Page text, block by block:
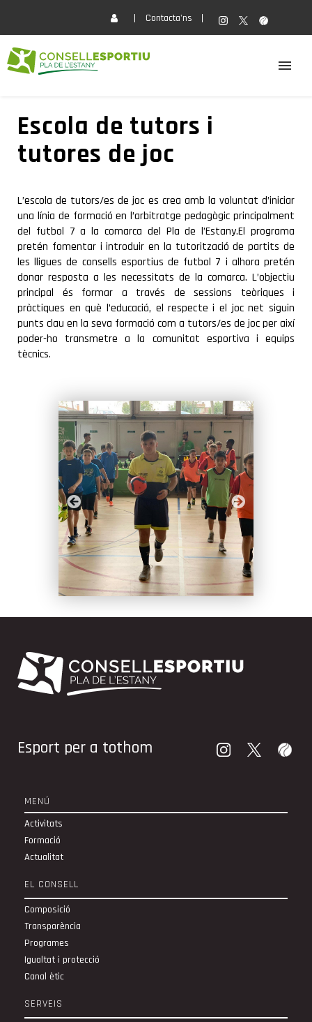
Contacta'ns
EL CONSELL
ACTIVITATS
SERVEIS
FORMACIÓ
ACTUALITAT
COMARCA
Escola de tutors i
tutores de joc
L’escola de tutors/es de joc es crea amb la voluntat d’iniciar
una línia de formació en l’arbitratge pedagògic principalment
del futbol 7 a la comarca del Pla de l’Estany.El programa
pretén fomentar i introduir en la tutorització de partits de
les lligues de consells esportius de futbol 7 i alhora pretén
donar resposta a les necessitats de la comarca. L’objectiu
principal és formar a través de sessions teòriques i
pràctiques en què l’educació, el respecte i el joc net siguin
punts clau en la seva formació com a tutors/es de joc per així
poder-ho transmetre a la comunitat esportiva i equips
tècnics.
Esport per a tothom
MENÚ
Activitats
Formació
Actualitat
EL CONSELL
Composició
Transparència
Programes
Igualtat i protecció
Canal ètic
SERVEIS